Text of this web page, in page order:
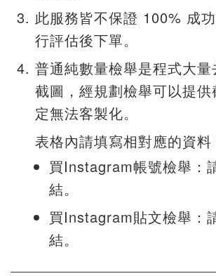
此服務皆不保證 100% 成
行評估後下單。
普通純數量檢舉是程式大
截圖，經規劃檢舉可以提供
定無法客製化。
表格內請填寫相對應的資料
買Instagram帳號檢舉：
結。
買Instagram貼文檢舉：
結。